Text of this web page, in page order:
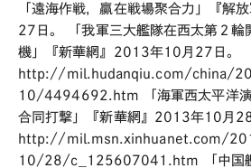
「遠海作戦，贏在戦場聚合力」『解
27日。 「我軍三大艦隊在西太第２
機」『新華網』2013年10月27日。
http://mil.hudanqiu.com/china/
10/4494692.htm 「海軍西太平洋演
合同打撃」『新華網』2013年10月28
http://mil.msn.xinhuanet.com/
10/28/c_125607041.htm 「中国艦